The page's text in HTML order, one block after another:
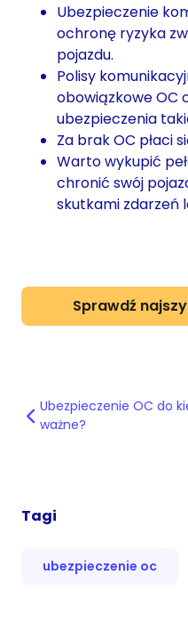
Ubezpieczenie
ochronę ryzyka
pojazdu.
Polisy
obowiązkowe OC
ubezpieczenia
Za brak OC płaci
Warto wykupić
chronić swój
skutkami zdarzeń
Sprawdź
Ubezpieczenie OC do
ważne?
Tagi
ubezpieczenie oc